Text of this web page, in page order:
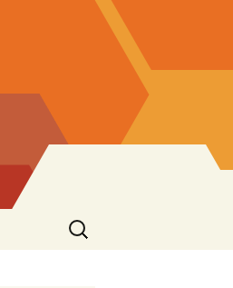
Rechercher :